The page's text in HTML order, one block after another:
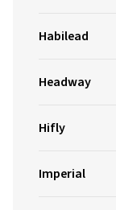
Habilead
Headway
Hifly
Imperial